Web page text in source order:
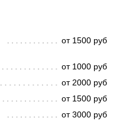
от 1500 руб
от 1000 руб
от 2000 руб
от 1500 руб
от 3000 руб